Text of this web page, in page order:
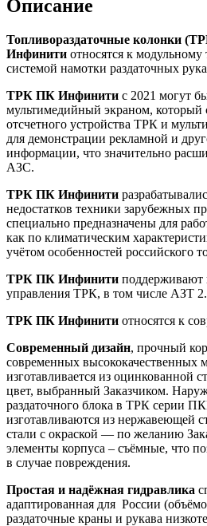
Описание
Топливораздаточные колонки
Инфинити относятся к
системой намотки раздаточных
ТРК ПК Инфинити c 2021 могут
мультимедийный экраном,
отсчетного устройства ТРК и
для демонстрации рекламной и
информации, что значительно
АЗС.
ТРК ПК Инфинити
недостатков техники зарубежных
специально предназначены для
как по климатическим
учётом особенностей российского
ТРК ПК Инфинити поддерживают
управления ТРК, в том числе АЗТ
ТРК ПК Инфинити относятся к
Современный дизайн, прочный
современных высококачественных
изготавливается из оцинкованной
цвет, выбранный Заказчиком.
раздаточного блока в ТРК серии
изготавливаются из нержавеющей
стали с окраской — по желанию
элементы корпуса – съёмные, что
в случае повреждения.
Простая и надёжная гидравлика
адаптированная для России
раздаточные краны и рукава